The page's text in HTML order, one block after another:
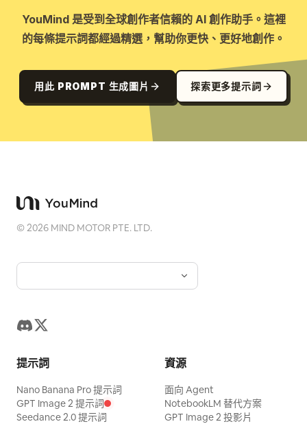
YouMind 是受到全球創作者信賴的 AI 創作助手。這裡
的每條提示詞都經過精選，幫助你更快、更好地創作。
用此 PROMPT 生成圖片 探索更多提示詞
©2026 MIND MOTOR PTE. LTD.
提示詞
Nano Banana Pro 提示詞
GPT Image 2 提示詞
Seedance 2.0 提示詞
資源
面向 Agent
NotebookLM 替代方案
GPT Image 2 投影片